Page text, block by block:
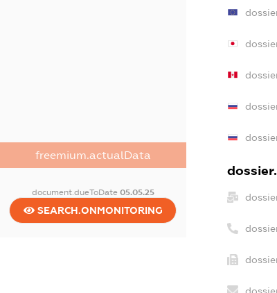
freemium.actualData
document.dueToDate 05.05.25
SEARCH.ONMONITORING